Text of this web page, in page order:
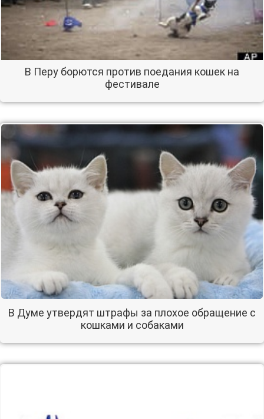
В Перу борются против поедания кошек на
фестивале
В Думе утвердят штрафы за плохое обращение с
кошками и собаками